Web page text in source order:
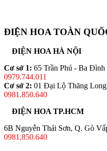
ĐIỆN HOA TOÀN
ĐIỆN HOA HÀ NỘI
Cơ sở 1: 65 Trần Phú - Ba
0979.744.011
Cơ sở 2: 01 Đại Lộ Thăng
0981.850.640
ĐIỆN HOA TP.HCM
6B Nguyễn Thái Sơn, Q. Gò
0981.850.640